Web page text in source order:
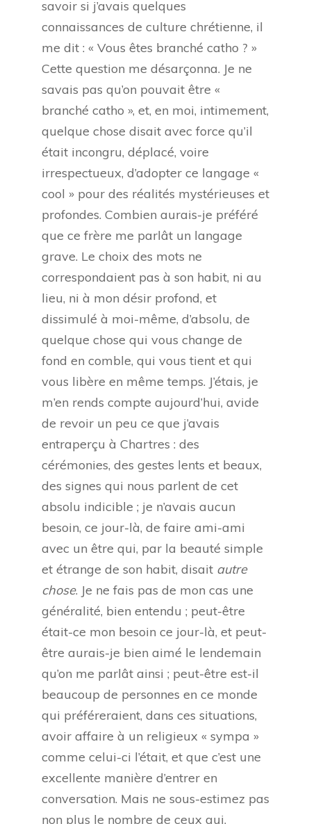
savoir si j’avais quelques
connaissances de culture chrétienne, il
me dit : « Vous êtes branché catho ? »
Cette question me désarçonna. Je ne
savais pas qu’on pouvait être «
branché catho », et, en moi, intimement,
quelque chose disait avec force qu’il
était incongru, déplacé, voire
irrespectueux, d’adopter ce langage «
cool » pour des réalités mystérieuses et
profondes. Combien aurais-je préféré
que ce frère me parlât un langage
grave. Le choix des mots ne
correspondaient pas à son habit, ni au
lieu, ni à mon désir profond, et
dissimulé à moi-même, d’absolu, de
quelque chose qui vous change de
fond en comble, qui vous tient et qui
vous libère en même temps. J’étais, je
m’en rends compte aujourd’hui, avide
de revoir un peu ce que j’avais
entraperçu à Chartres : des
cérémonies, des gestes lents et beaux,
des signes qui nous parlent de cet
absolu indicible ; je n’avais aucun
besoin, ce jour-là, de faire ami-ami
avec un être qui, par la beauté simple
et étrange de son habit, disait autre
chose. Je ne fais pas de mon cas une
généralité, bien entendu ; peut-être
était-ce mon besoin ce jour-là, et peut-
être aurais-je bien aimé le lendemain
qu’on me parlât ainsi ; peut-être est-il
beaucoup de personnes en ce monde
qui préféreraient, dans ces situations,
avoir affaire à un religieux « sympa »
comme celui-ci l’était, et que c’est une
excellente manière d’entrer en
conversation. Mais ne sous-estimez pas
non plus le nombre de ceux qui,